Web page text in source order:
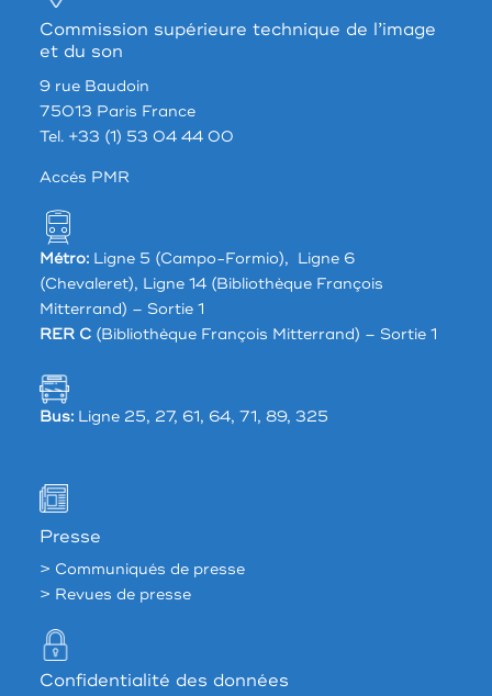
Commission supérieure technique de l’image
et du son
9 rue Baudoin
75013 Paris France
Tel. +33 (1) 53 04 44 00
Accés PMR
Métro:Ligne 5 (Campo-Formio), Ligne 6
(Chevaleret), Ligne 14 (Bibliothèque François
Mitterrand) – Sortie 1
RER C(Bibliothèque François Mitterrand) – Sortie 1
Bus:Ligne 25, 27, 61, 64, 71, 89, 325
Presse
> Communiqués de presse
> Revues de presse
Confidentialité des données